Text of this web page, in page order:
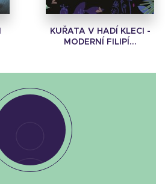
KUŘATA V HADÍ KLECI -
MODERNÍ FILIPÍ...